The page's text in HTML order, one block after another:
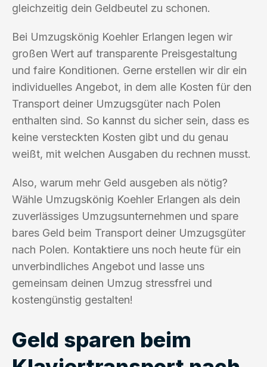
gleichzeitig dein Geldbeutel zu schonen.
Bei Umzugskönig Koehler Erlangen legen wir
großen Wert auf transparente Preisgestaltung
und faire Konditionen. Gerne erstellen wir dir ein
individuelles Angebot, in dem alle Kosten für den
Transport deiner Umzugsgüter nach Polen
enthalten sind. So kannst du sicher sein, dass es
keine versteckten Kosten gibt und du genau
weißt, mit welchen Ausgaben du rechnen musst.
Also, warum mehr Geld ausgeben als nötig?
Wähle Umzugskönig Koehler Erlangen als dein
zuverlässiges Umzugsunternehmen und spare
bares Geld beim Transport deiner Umzugsgüter
nach Polen. Kontaktiere uns noch heute für ein
unverbindliches Angebot und lasse uns
gemeinsam deinen Umzug stressfrei und
kostengünstig gestalten!
Geld sparen beim